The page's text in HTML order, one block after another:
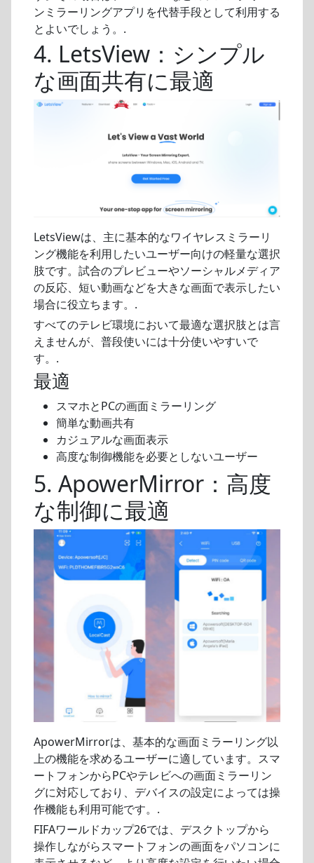
ンミラーリングアプリを代替手段として利用する
とよいでしょう。.
4. LetsView：シンプル
な画面共有に最適
LetsViewは、主に基本的なワイヤレスミラーリ
ング機能を利用したいユーザー向けの軽量な選択
肢です。試合のプレビューやソーシャルメディア
の反応、短い動画などを大きな画面で表示したい
場合に役立ちます。.
すべてのテレビ環境において最適な選択肢とは言
えませんが、普段使いには十分使いやすいで
す。.
最適
スマホとPCの画面ミラーリング
簡単な動画共有
カジュアルな画面表示
高度な制御機能を必要としないユーザー
5. ApowerMirror：高度
な制御に最適
ApowerMirrorは、基本的な画面ミラーリング以
上の機能を求めるユーザーに適しています。スマ
ートフォンからPCやテレビへの画面ミラーリン
グに対応しており、デバイスの設定によっては操
作機能も利用可能です。.
FIFAワールドカップ26では、デスクトップから
操作しながらスマートフォンの画面をパソコンに